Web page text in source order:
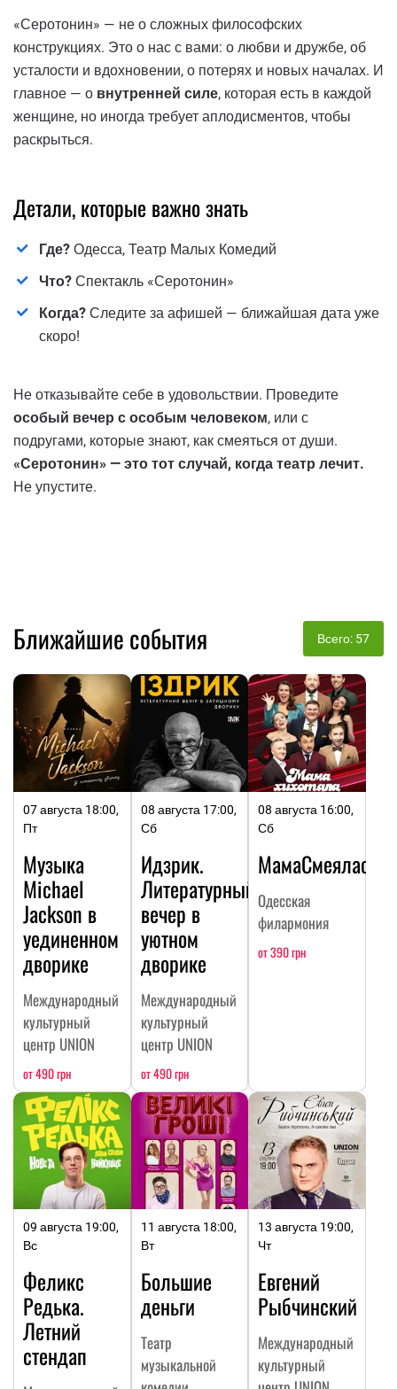
«Серотонин» — не о сложных философских
конструкциях. Это о нас с вами: о любви и дружбе, об
усталости и вдохновении, о потерях и новых началах. И
главное — о внутренней силе, которая есть в каждой
женщине, но иногда требует аплодисментов, чтобы
раскрыться.
Детали, которые важно знать
Где? Одесса, Театр Малых Комедий
Что? Спектакль «Серотонин»
Когда? Следите за афишей — ближайшая дата уже
скоро!
Не отказывайте себе в удовольствии. Проведите
особый вечер с особым человеком, или с
подругами, которые знают, как смеяться от души.
«Серотонин» — это тот случай, когда театр лечит.
Не упустите.
Ближайшие события Всего: 57
07 августа 18:00,
Пт
Музыка
Michael
Jackson в
уединенном
дворике
Международный
культурный
центр UNION
от 490 грн
08 августа 17:00,
Сб
Идзрик.
Литературный
вечер в
уютном
дворике
Международный
культурный
центр UNION
от 490 грн
08 августа 16:00,
Сб
МамаСмеялась
Одесская
филармония
от 390 грн
09 августа 19:00,
Вс
Феликс
Редька.
Летний
стендап
11 августа 18:00,
Вт
Большие
деньги
Театр
музыкальной
13 августа 19:00,
Чт
Евгений
Рыбчинский
Международный
культурный